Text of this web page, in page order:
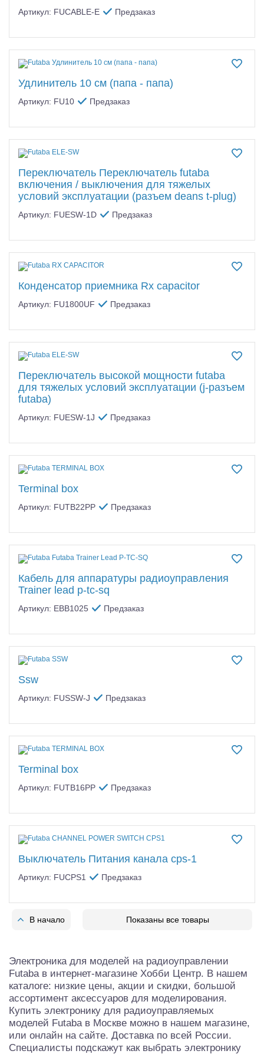
Артикул: FUCABLE-E Предзаказ
Удлинитель 10 см (папа - папа)
Артикул: FU10 Предзаказ
Переключатель Переключатель futaba
включения / выключения для тяжелых
условий эксплуатации (разъем deans t-plug)
Артикул: FUESW-1D Предзаказ
Конденсатор приемника Rx capacitor
Артикул: FU1800UF Предзаказ
Переключатель высокой мощности futaba
для тяжелых условий эксплуатации (j-разъем
futaba)
Артикул: FUESW-1J Предзаказ
Terminal box
Артикул: FUTB22PP Предзаказ
Кабель для аппаратуры радиоуправления
Trainer lead p-tc-sq
Артикул: EBB1025 Предзаказ
Ssw
Артикул: FUSSW-J Предзаказ
Terminal box
Артикул: FUTB16PP Предзаказ
Выключатель Питания канала cps-1
Артикул: FUCPS1 Предзаказ
В начало Показаны все товары
Электроника для моделей на радиоуправлении
Futaba в интернет-магазине Хобби Центр. В нашем
каталоге: низкие цены, акции и скидки, большой
ассортимент аксессуаров для моделирования.
Купить электронику для радиоуправляемых
моделей Futaba в Москве можно в нашем магазине,
или онлайн на сайте. Доставка по всей России.
Специалисты подскажут как выбрать электронику